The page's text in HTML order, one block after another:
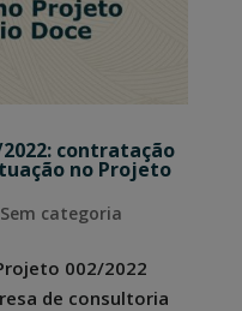
contratação
no Projeto
Sem categoria
002/2022
de consultoria